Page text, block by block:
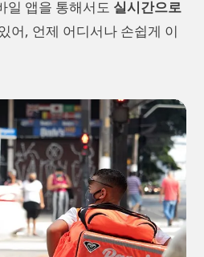
일 앱을 통해서도 실시간으로
어, 언제 어디서나 손쉽게 이